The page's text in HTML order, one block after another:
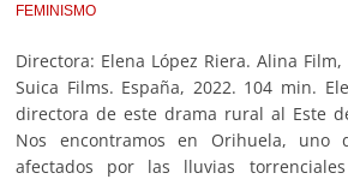
FEMINISMO
Directora: Elena López Riera. Alina
Suica Films. España, 2022. 104 min.
directora de este drama rural al Este
Nos encontramos en Orihuela, uno
afectados por las lluvias